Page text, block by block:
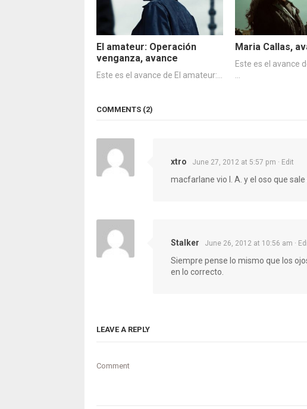
El amateur: Operación
venganza, avance
Este es el avance de El amateur:…
Maria Callas,
Este es el avance
…
COMMENTS (2)
xtro June 27, 2012 at 5:57 pm · Edit
macfarlane vio I. A. y el oso que
Stalker June 26, 2012 at 10:56 am ·
Siempre pense lo mismo que los
en lo correcto.
LEAVE A REPLY
Comment